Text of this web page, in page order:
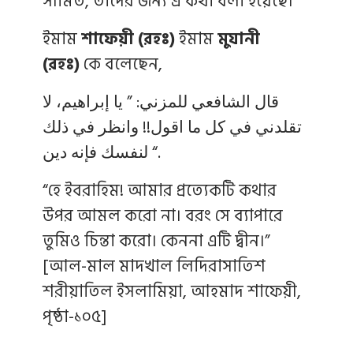
ইমামশাফেয়ী (রহঃ)ইমামমুযানী
(রহঃ)কে বলেছেন,
قال الشافعي للمزني: ” يا إبراهيم، لا
تقلدني في كل ما اقول!! وانظر في ذلك
لنفسك فإنه دين “.
“হে ইবরাহিম! আমার প্রত্যেকটি কথার
উপর আমল করো না। বরং সে ব্যাপারে
তুমিও চিন্তা করো। কেননা এটি দ্বীন।”
[আল-মাল মাদখাল লিদিরাসাতিশ
শরীয়াতিল ইসলামিয়া, আহমাদ শাফেয়ী,
পৃষ্ঠা-১০৫]